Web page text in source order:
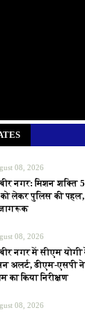
08, 2026
नगर: मिशन शक्ति
को लेकर पुलिस की
जागरूक
08, 2026
नगर में सीएम योगी
अलर्ट, डीएम-एसपी ने
का किया निरीक्षण
08, 2026